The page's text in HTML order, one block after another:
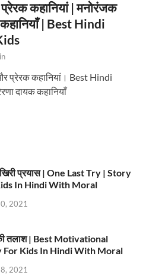
कहानियां | मनोरंजक
कहानियाँ | Best Hindi
प्रेरक कहानियां। Best Hindi
दायक कहानियाँ
प्रयास | One Last Try | Story
In Hindi With Moral
2021
तलाश | Best Motivational
For Kids In Hindi With Moral
2021